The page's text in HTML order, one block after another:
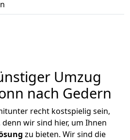
Umzug
nach Gedern
recht kostspielig sein,
wir sind hier, um Ihnen
zu bieten. Wir sind die